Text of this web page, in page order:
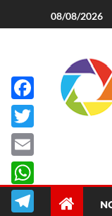
08/08/2026
Facebook
Twitter
Email
WhatsApp